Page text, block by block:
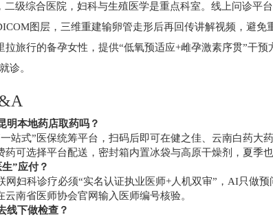
级综合医院，妇科与生殖医学是重点科室。线上问诊平
图层，三维重建输卵管走形后再回传讲解视频，避免
旅行的备孕女性，提供“低氧预适应+雌孕激素序贯”干预
诊。
明本地药店取药吗？
站式”医保统筹平台，扫码后即可在健之佳、云南白药大
可选择平台配送，密封箱内置冰袋与高原干燥剂，夏季也
”应付？
妇科诊疗必须“实名认证执业医师+人机双审”，AI只做
南省医师协会官网输入医师编号核验。
线下做检查？